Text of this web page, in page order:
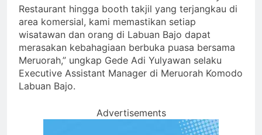
Restaurant hingga booth takjil yang terjangkau di
area komersial, kami memastikan setiap
wisatawan dan orang di Labuan Bajo dapat
merasakan kebahagiaan berbuka puasa bersama
Meruorah,” ungkap Gede Adi Yulyawan selaku
Executive Assistant Manager di Meruorah Komodo
Labuan Bajo.
Advertisements